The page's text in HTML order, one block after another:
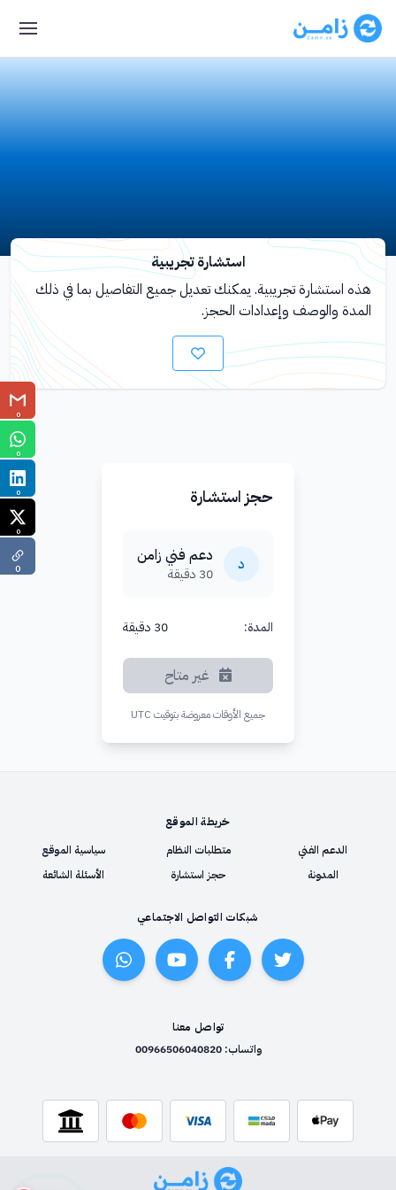
استشارة تجريبية
هذه استشارة تجريبية. يمكنك تعديل جميع التفاصيل بما في ذلك
المدة والوصف وإعدادات الحجز.
حجز استشارة
د دعم فني زامن
30 دقيقة
المدة: 30 دقيقة
غير متاح
جميع الأوقات معروضة بتوقيت UTC
خريطة الموقع
الدعم الفني
متطلبات النظام
سياسية الموقع
المدونة
حجز استشارة الأسئلة الشائعة
شبكات التواصل الاجتماعي
تواصل معنا
واتساب: 00966506040820
0
0
0
0
0